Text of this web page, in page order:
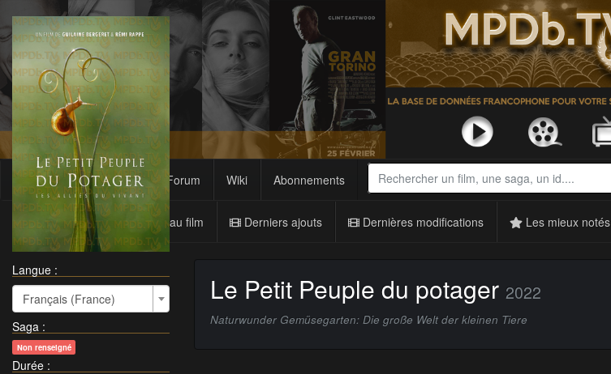
Films Sagas Forum Wiki Abonnements
Nouveau film Derniers ajouts Dernières modifications Les mieux notés
Langue :
Français (France)
Saga :
Non renseigné
Durée :
Le Petit Peuple du potager 2022
Naturwunder Gemüsegarten: Die große Welt der kleinen Tiere